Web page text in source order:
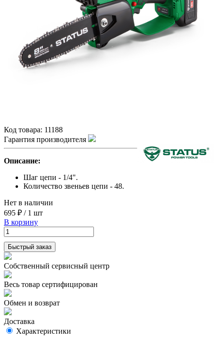
Код товара: 11188
Гарантия производителя
Описание:
Шаг цепи - 1/4".
Количество звеньев цепи - 48.
Нет в наличии
695 ₽ / 1 шт
В корзину
Быстрый заказ
Собственный сервисный центр
Весь товар сертифицирован
Обмен и возврат
Доставка
Характеристики